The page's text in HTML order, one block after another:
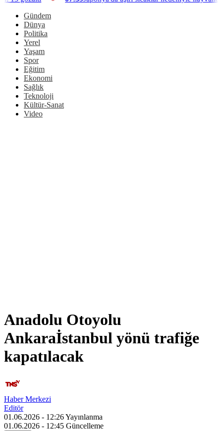
Gündem
Dünya
Politika
Yerel
Yaşam
Spor
Eğitim
Ekonomi
Sağlık
Teknoloji
Kültür-Sanat
Video
Anadolu Otoyolu
Ankaraİstanbul yönü trafiğe
kapatılacak
Haber Merkezi
Editör
01.06.2026 - 12:26Yayınlanma
01.06.2026 - 12:45 Güncelleme